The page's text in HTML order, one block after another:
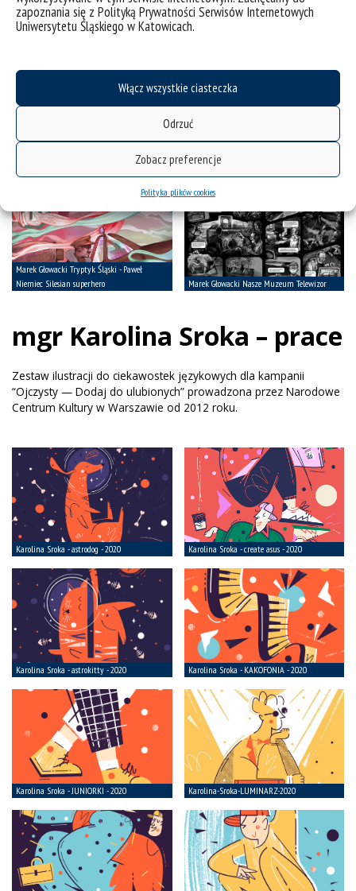
zapoznania się z Polityką Prywatności Serwisów Internetowych
Uniwersytetu Śląskiego w Katowicach.
Włącz wszystkie ciasteczka
Odrzuć
Zobacz preferencje
Polityka plików cookies
mgr Karolina Sroka – prace
Zestaw ilustracji do ciekawostek językowych dla kampanii
“Ojczysty — Dodaj do ulubionych” prowadzona przez Narodowe
Centrum Kultury w Warszawie od 2012 roku.